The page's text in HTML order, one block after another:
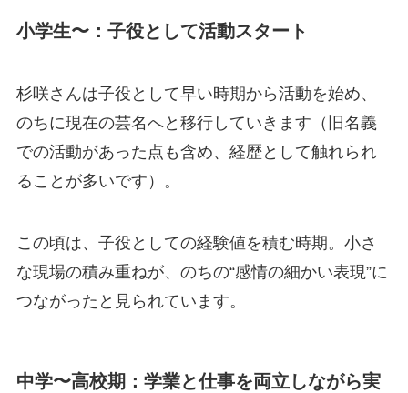
小学生〜：子役として活動スタート
杉咲さんは子役として早い時期から活動を始め、
のちに現在の芸名へと移行していきます（旧名義
での活動があった点も含め、経歴として触れられ
ることが多いです）。
この頃は、子役としての経験値を積む時期。小さ
な現場の積み重ねが、のちの“感情の細かい表現”に
つながったと見られています。
中学〜高校期：学業と仕事を両立しながら実